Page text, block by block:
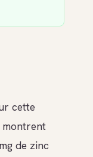
cette
montrent
de zinc